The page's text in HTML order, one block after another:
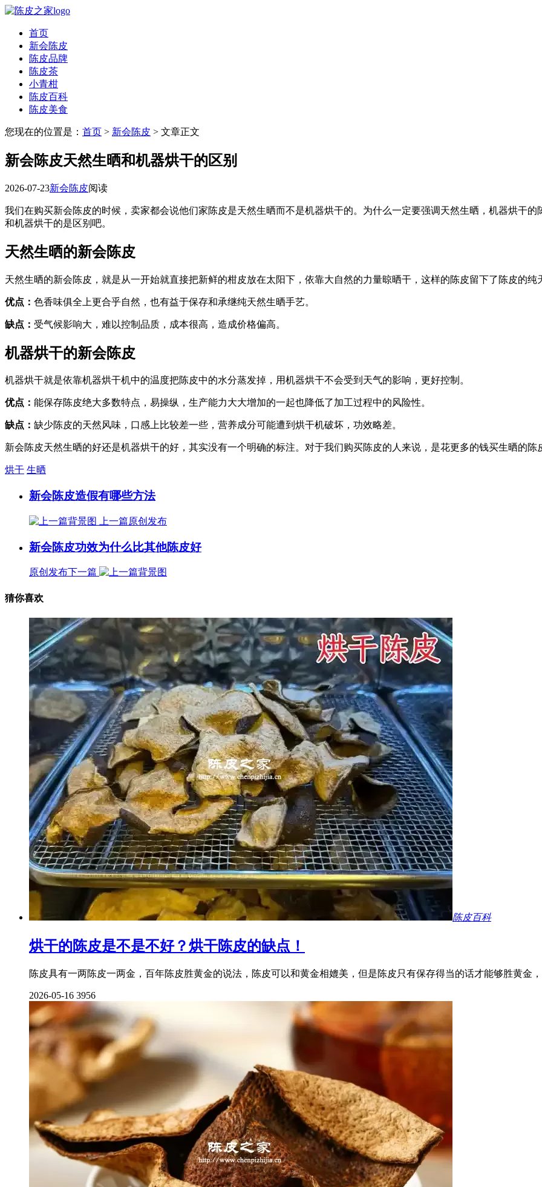
首页
新会陈皮
陈皮品牌
陈皮茶
小青柑
陈皮百科
陈皮美食
您现在的位置是： 首页 > 新会陈皮 > 文章正文
新会陈皮天然生晒和机器烘干的区别
2026-07-23新会陈皮阅读
我们在购买新会陈皮的时候，卖家都会说他们家陈皮是天然生晒而不是机器烘干的。为什么一定要强调天然生晒，机器烘干
和机器烘干的是区别吧。
天然生晒的新会陈皮
天然生晒的新会陈皮，就是从一开始就直接把新鲜的柑皮放在太阳下，依靠大自然的力量晾晒干，这样的陈皮留下了陈皮的纯
优点： 色香味俱全上更合乎自然，也有益于保存和承继纯天然生晒手艺。
缺点： 受气候影响大，难以控制品质，成本很高，造成价格偏高。
机器烘干的新会陈皮
机器烘干就是依靠机器烘干机中的温度把陈皮中的水分蒸发掉，用机器烘干不会受到天气的影响，更好控制。
优点： 能保存陈皮绝大多数特点，易操纵，生产能力大大增加的一起也降低了加工过程中的风险性。
缺点： 缺少陈皮的天然风味，口感上比较差一些，营养成分可能遭到烘干机破坏，功效略差。
新会陈皮天然生晒的好还是机器烘干的好，其实没有一个明确的标注。对于我们购买陈皮的人来说，是花更多的钱买生晒的
烘干 生晒
新会陈皮造假有哪些方法
上一篇原创发布
新会陈皮功效为什么比其他陈皮好
原创发布下一篇
猜你喜欢
陈皮百科
烘干的陈皮是不是不好？烘干陈皮的缺点！
陈皮具有一两陈皮一两金，百年陈皮胜黄金的说法，陈皮可以和黄金相媲美，但是陈皮只有保存得当的话才能够胜黄金
2026-05-16 3956